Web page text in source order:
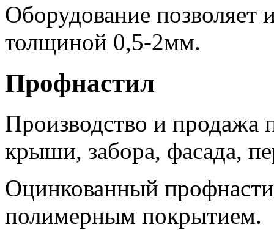
Оборудование позволяет
толщиной 0,5-2мм.
Профнастил
Производство и продажа
крыши, забора, фасада,
Оцинкованный
полимерным покрытием.